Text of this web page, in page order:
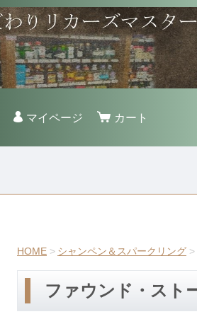
マイページ カート
HOME シャンペン＆スパークリング
ファウンド・スト